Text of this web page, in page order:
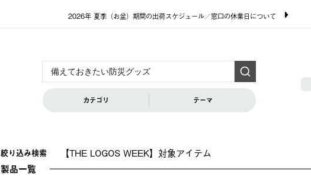
2026年 夏季（お盆）期間の出荷スケジュール／窓口の休業日について
カテゴリ テーマ
絞り込み検索 【THE LOGOS WEEK】対象アイテム
製品一覧